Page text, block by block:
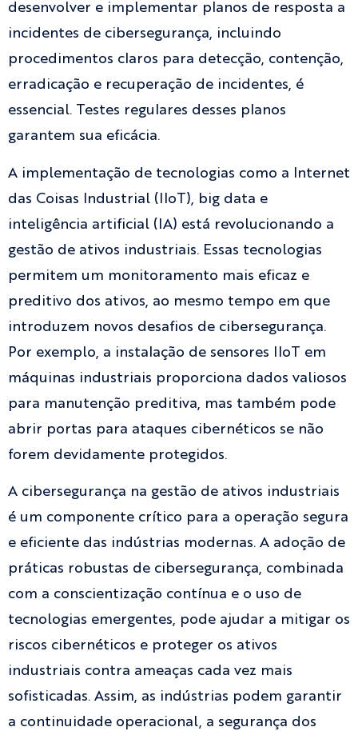
desenvolver e implementar planos de resposta a
incidentes de cibersegurança, incluindo
procedimentos claros para detecção, contenção,
erradicação e recuperação de incidentes, é
essencial. Testes regulares desses planos
garantem sua eficácia.
A implementação de tecnologias como a Internet
das Coisas Industrial (IIoT), big data e
inteligência artificial (IA) está revolucionando a
gestão de ativos industriais. Essas tecnologias
permitem um monitoramento mais eficaz e
preditivo dos ativos, ao mesmo tempo em que
introduzem novos desafios de cibersegurança.
Por exemplo, a instalação de sensores IIoT em
máquinas industriais proporciona dados valiosos
para manutenção preditiva, mas também pode
abrir portas para ataques cibernéticos se não
forem devidamente protegidos.
A cibersegurança na gestão de ativos industriais
é um componente crítico para a operação segura
e eficiente das indústrias modernas. A adoção de
práticas robustas de cibersegurança, combinada
com a conscientização contínua e o uso de
tecnologias emergentes, pode ajudar a mitigar os
riscos cibernéticos e proteger os ativos
industriais contra ameaças cada vez mais
sofisticadas. Assim, as indústrias podem garantir
a continuidade operacional, a segurança dos